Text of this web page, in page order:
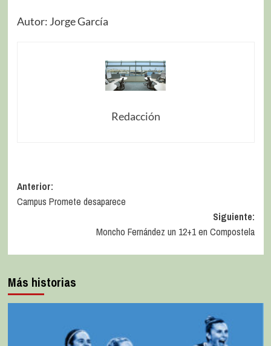
Autor: Jorge García
Redacción
Anterior:
Campus Promete desaparece
Siguiente:
Moncho Fernández un 12+1 en Compostela
Más historias